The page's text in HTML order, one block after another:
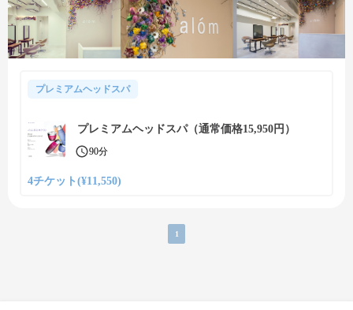
プレミアムヘッドスパ
プレミアムヘッドスパ（通常価格15,950円）
90分
4チケット(¥11,550)
1